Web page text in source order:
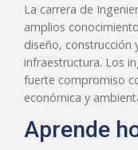
La carrera de
amplios
diseño, construcción
infraestructura. Los
fuerte compromiso
económica y
Aprende